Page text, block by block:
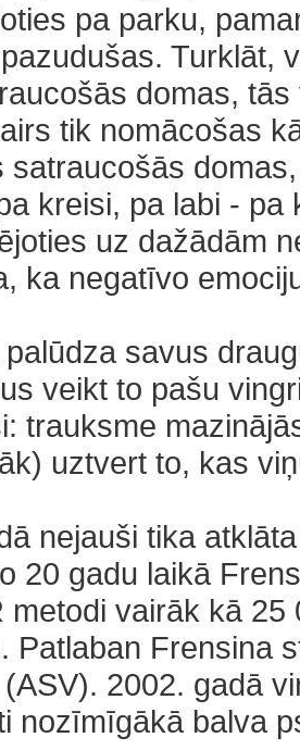
pa parku,
Turklāt,
domas,
tik nomācošas
satraucošās
kreisi, pa labi -
uz dažādām
ka negatīvo
savus
veikt to pašu
trauksme
uztvert to, kas
nejauši tika
20 gadu laikā
metodi vairāk kā
Patlaban Frensina
(ASV). 2002. gadā
nozīmīgākā balva